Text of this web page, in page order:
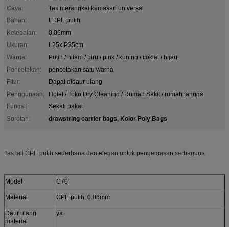
Gaya:
Tas merangkai kemasan universal
Bahan:
LDPE putih
Ketebalan:
0,06mm
Ukuran:
L25x P35cm
Warna:
Putih / hitam / biru / pink / kuning / coklat / hijau
Pencetakan:
pencetakan satu warna
Fitur:
Dapat didaur ulang
Penggunaan:
Hotel / Toko Dry Cleaning / Rumah Sakit / rumah tangga
Fungsi:
Sekali pakai
Sorotan:
drawstring carrier bags, Kolor Poly Bags
Tas tali CPE putih sederhana dan elegan untuk pengemasan serbaguna
Model C70
Material CPE putih, 0.06mm
Daur ulang
material
ya